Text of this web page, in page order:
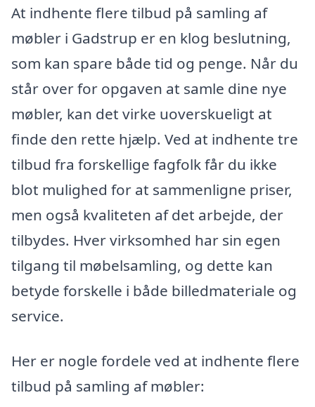
At indhente flere tilbud på samling af
møbler i Gadstrup er en klog beslutning,
som kan spare både tid og penge. Når du
står over for opgaven at samle dine nye
møbler, kan det virke uoverskueligt at
finde den rette hjælp. Ved at indhente tre
tilbud fra forskellige fagfolk får du ikke
blot mulighed for at sammenligne priser,
men også kvaliteten af det arbejde, der
tilbydes. Hver virksomhed har sin egen
tilgang til møbelsamling, og dette kan
betyde forskelle i både billedmateriale og
service.
Her er nogle fordele ved at indhente flere
tilbud på samling af møbler: